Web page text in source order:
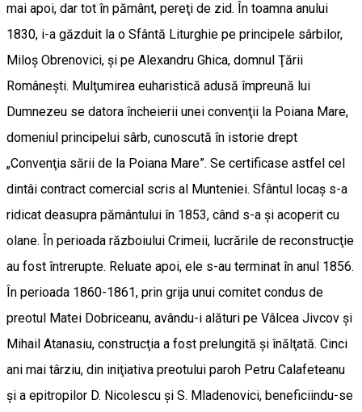
mai apoi, dar tot în pământ, pereţi de zid. În toamna anului
1830, i-a găzduit la o Sfântă Liturghie pe principele sârbilor,
Miloş Obrenovici, şi pe Alexandru Ghica, domnul Ţării
Româneşti. Mulţumirea euharistică adusă împreună lui
Dumnezeu se datora încheierii unei convenţii la Poiana Mare,
domeniul principelui sârb, cunoscută în istorie drept
„Convenţia sării de la Poiana Mare”. Se certificase astfel cel
dintâi contract comercial scris al Munteniei. Sfântul locaş s-a
ridicat dea­supra pământului în 1853, când s-a şi acoperit cu
olane. În perioada războiului Crimeii, lucrările de reconstrucţie
au fost întrerupte. Reluate apoi, ele s-au terminat în anul 1856.
În perioada 1860-1861, prin grija unui comitet condus de
preotul Matei Dobriceanu, avându-i alături pe Vâlcea Jivcov şi
Mihail Atanasiu, construcţia a fost prelungită şi înălţată. Cinci
ani mai târziu, din iniţiativa preotului paroh Petru Calafeteanu
şi a epitropilor D. Nicolescu şi S. Mladenovici, beneficiindu-se